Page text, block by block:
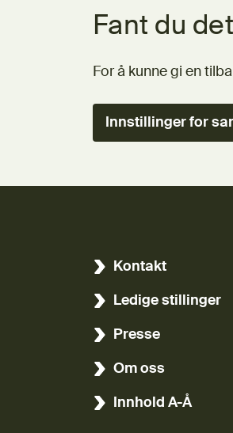
Fant du
For å kunne gi en
Innstillinger for
Kontakt
Ledige stillinger
Presse
Om oss
Innhold A-Å